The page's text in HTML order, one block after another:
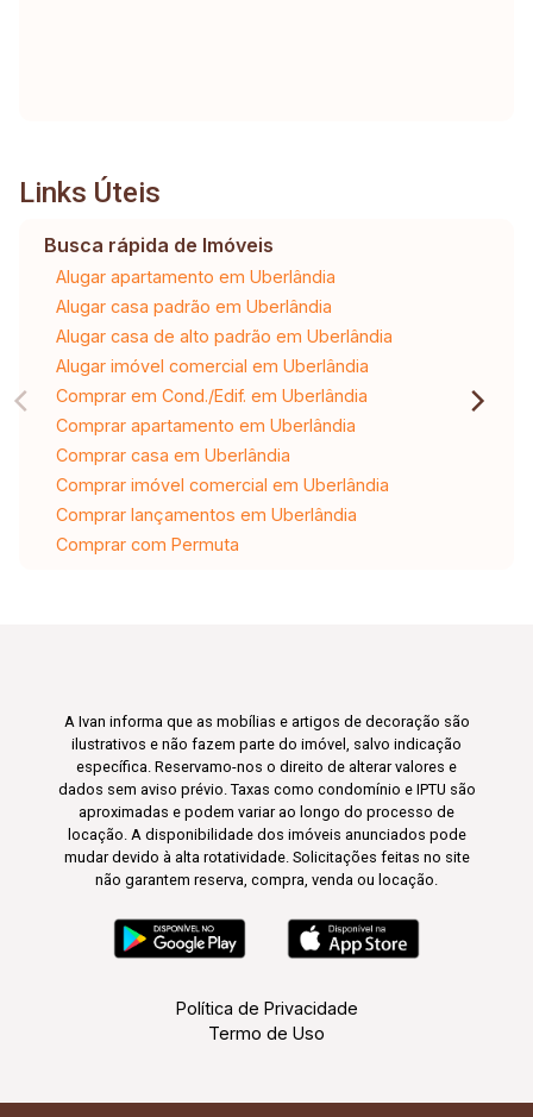
Links Úteis
Busca rápida de Imóveis
Alugar apartamento em Uberlândia
Alugar casa padrão em Uberlândia
Alugar casa de alto padrão em Uberlândia
Alugar imóvel comercial em Uberlândia
Comprar em Cond./Edif. em Uberlândia
Comprar apartamento em Uberlândia
Comprar casa em Uberlândia
Comprar imóvel comercial em Uberlândia
Comprar lançamentos em Uberlândia
Comprar com Permuta
A Ivan informa que as mobílias e artigos de decoração são
ilustrativos e não fazem parte do imóvel, salvo indicação
específica. Reservamo-nos o direito de alterar valores e
dados sem aviso prévio. Taxas como condomínio e IPTU são
aproximadas e podem variar ao longo do processo de
locação. A disponibilidade dos imóveis anunciados pode
mudar devido à alta rotatividade. Solicitações feitas no site
não garantem reserva, compra, venda ou locação.
Política de Privacidade
Termo de Uso